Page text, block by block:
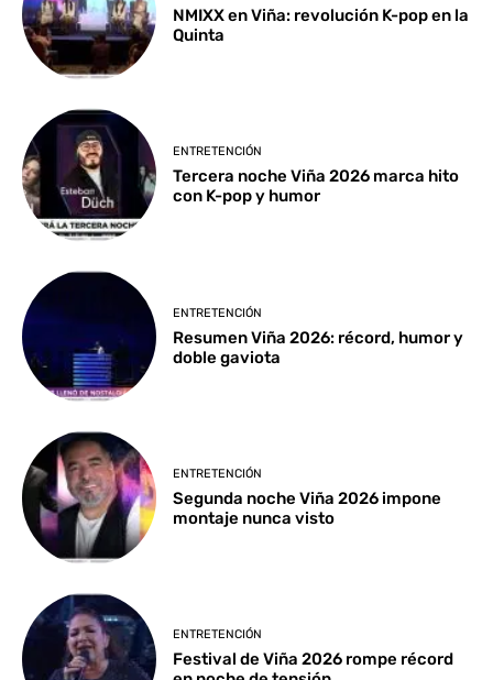
NMIXX en Viña: revolución K-pop en la
Quinta
ENTRETENCIÓN
Tercera noche Viña 2026 marca hito
con K-pop y humor
ENTRETENCIÓN
Resumen Viña 2026: récord, humor y
doble gaviota
ENTRETENCIÓN
Segunda noche Viña 2026 impone
montaje nunca visto
ENTRETENCIÓN
Festival de Viña 2026 rompe récord